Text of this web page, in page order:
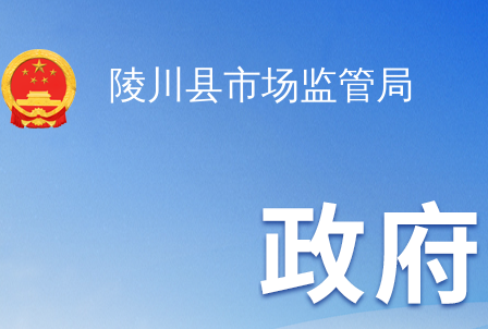
陵川县市场监管局